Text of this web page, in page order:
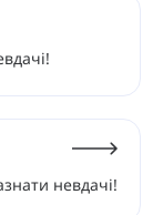
невдачі!